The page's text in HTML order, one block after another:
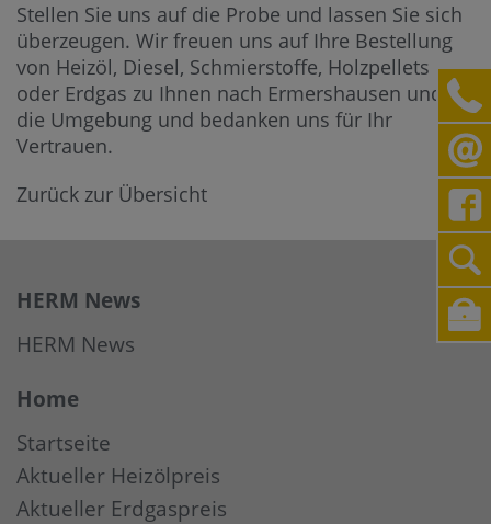
Stellen Sie uns auf die Probe und lassen Sie sich
überzeugen. Wir freuen uns auf Ihre Bestellung
von Heizöl, Diesel, Schmierstoffe, Holzpellets
oder Erdgas zu Ihnen nach Ermershausen und in
die Umgebung und bedanken uns für Ihr
Vertrauen.
Zurück zur Übersicht
HERM News
HERM News
Home
Startseite
Aktueller Heizölpreis
Aktueller Erdgaspreis